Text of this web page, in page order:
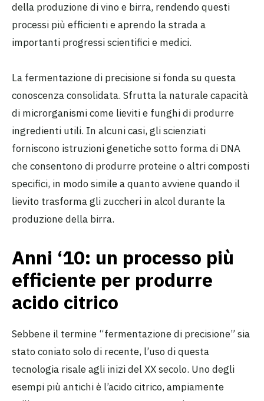
della produzione di vino e birra, rendendo questi
processi più efficienti e aprendo la strada a
importanti progressi scientifici e medici.
La fermentazione di precisione si fonda su questa
conoscenza consolidata. Sfrutta la naturale capacità
di microrganismi come lieviti e funghi di produrre
ingredienti utili. In alcuni casi, gli scienziati
forniscono istruzioni genetiche sotto forma di DNA
che consentono di produrre proteine o altri composti
specifici, in modo simile a quanto avviene quando il
lievito trasforma gli zuccheri in alcol durante la
produzione della birra.
Anni ‘10: un processo più
efficiente per produrre
acido citrico
Sebbene il termine “fermentazione di precisione” sia
stato coniato solo di recente, l’uso di questa
tecnologia risale agli inizi del XX secolo. Uno degli
esempi più antichi è l’acido citrico, ampiamente